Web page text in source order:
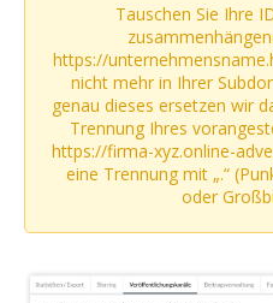
Tauschen Sie Ihre
https://
nicht mehr in Ihrer
genau dieses ersetzen wir
Trennung Ihres
https://firma-xyz.online-
eine Trennung mit „.“
oder